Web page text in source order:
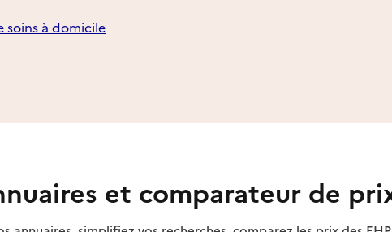
soins à domicile
et comparateur de